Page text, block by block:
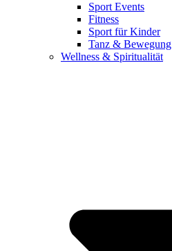
Sport Events
Fitness
Sport für Kinder
Tanz & Bewegung
Wellness & Spiritualität